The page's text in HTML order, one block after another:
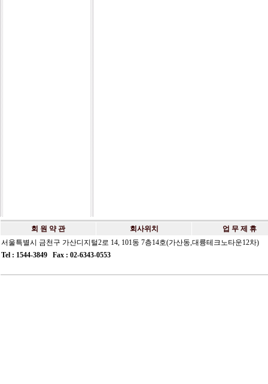
회 원 약 관 회사위치
업 무 제 휴
서울특별시 금천구 가산디지털2로 14, 101동 7층14호(가산동,대륭테크노타운12차)
Tel : 1544-3849 Fax : 02-6343-0553